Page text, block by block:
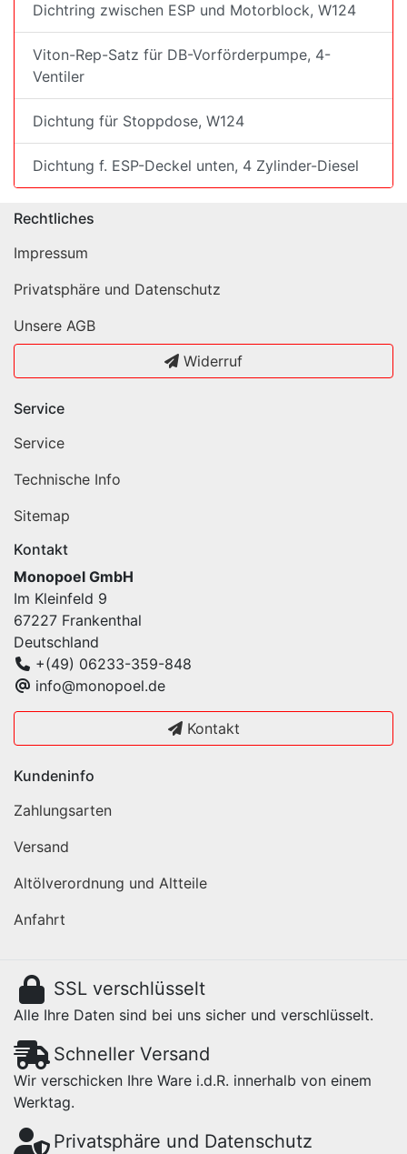
Dichtring zwischen ESP und Motorblock, W124
Viton-Rep-Satz für DB-Vorförderpumpe, 4-
Ventiler
Dichtung für Stoppdose, W124
Dichtung f. ESP-Deckel unten, 4 Zylinder-Diesel
Rechtliches
Impressum
Privatsphäre und Datenschutz
Unsere AGB
Widerruf
Service
Service
Technische Info
Sitemap
Kontakt
Monopoel GmbH
Im Kleinfeld 9
67227 Frankenthal
Deutschland
+(49) 06233-359-848
info@monopoel.de
Kontakt
Kundeninfo
Zahlungsarten
Versand
Altölverordnung und Altteile
Anfahrt
SSL verschlüsselt
Alle Ihre Daten sind bei uns sicher und verschlüsselt.
Schneller Versand
Wir verschicken Ihre Ware i.d.R. innerhalb von einem
Werktag.
Privatsphäre und Datenschutz